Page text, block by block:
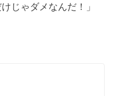
じゃダメなんだ！」